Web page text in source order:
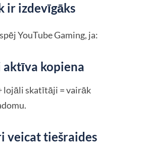
ir izdevīgāks
YouTube Gaming, ja:
aktīva kopiena
lojāli skatītāji = vairāk
veicat tiešraides